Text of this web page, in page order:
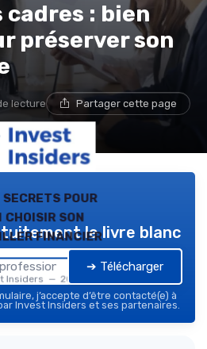
: bien
préserver son
lecture Partager cette page
secrets pour
choisir son
financier
Insiders — 2026
le livre blanc
➔ Télécharger
j’accepte d’être contacté(e) à
Invest Insiders et ses partenaires.